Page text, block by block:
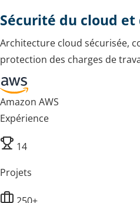
Sécurité du cloud
Architecture cloud sécurisée,
protection des charges de
Amazon AWS
Expérience
14
Projets